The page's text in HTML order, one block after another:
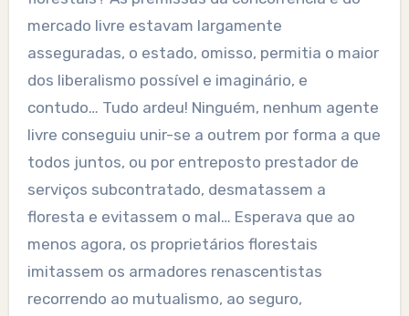
mercado livre estavam largamente
asseguradas, o estado, omisso, permitia o maior
dos liberalismo possível e imaginário, e
contudo… Tudo ardeu! Ninguém, nenhum agente
livre conseguiu unir-se a outrem por forma a que
todos juntos, ou por entreposto prestador de
serviços subcontratado, desmatassem a
floresta e evitassem o mal… Esperava que ao
menos agora, os proprietários florestais
imitassem os armadores renascentistas
recorrendo ao mutualismo, ao seguro,